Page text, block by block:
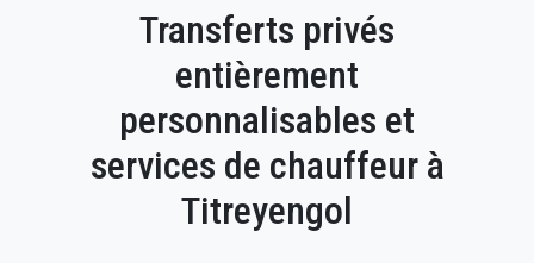
Transferts privés
entièrement
personnalisables et
services de chauffeur à
Titreyengol